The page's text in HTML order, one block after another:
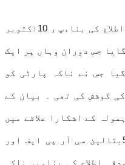
پولیس اور فورسز نے ایک مصدقہ اطلاع کی بناءپ ر 10اکتوبر
لگایا جس دوران وہاں پر ایک
جس نے ناکہ پارٹی کو
کوشش کی تھی ۔ بیان کے
کے اشکارا علاقے میں
فوج کی 46آر آر ایم آئی اور 53بٹالین سی آر پی ایف اور
اطلاع کی بناءپر ناکہ